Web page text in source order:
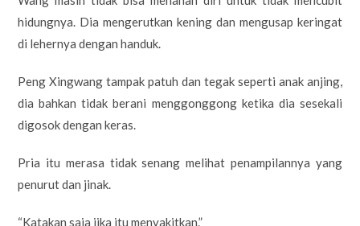
hidungnya. Dia mengerutkan kening dan mengusap keringat
di lehernya dengan handuk.
Peng Xingwang tampak patuh dan tegak seperti anak anjing,
dia bahkan tidak berani menggonggong ketika dia sesekali
digosok dengan keras.
Pria itu merasa tidak senang melihat penampilannya yang
penurut dan jinak.
“Katakan saja jika itu menyakitkan.”